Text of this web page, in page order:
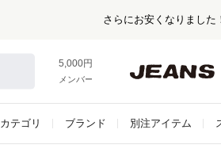
さらにお安くなりました
5,000円以上お買い上げで送料無料！
メンバー登録でお得な情報をゲット。さ
カテゴリ ブランド 別注アイテム